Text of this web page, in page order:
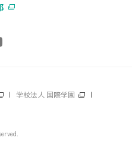
| 学校法人 国際学園
|